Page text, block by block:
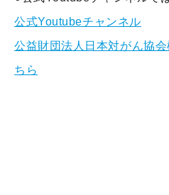
公式Youtubeチャンネル
公益財団法人日本対がん協
ちら